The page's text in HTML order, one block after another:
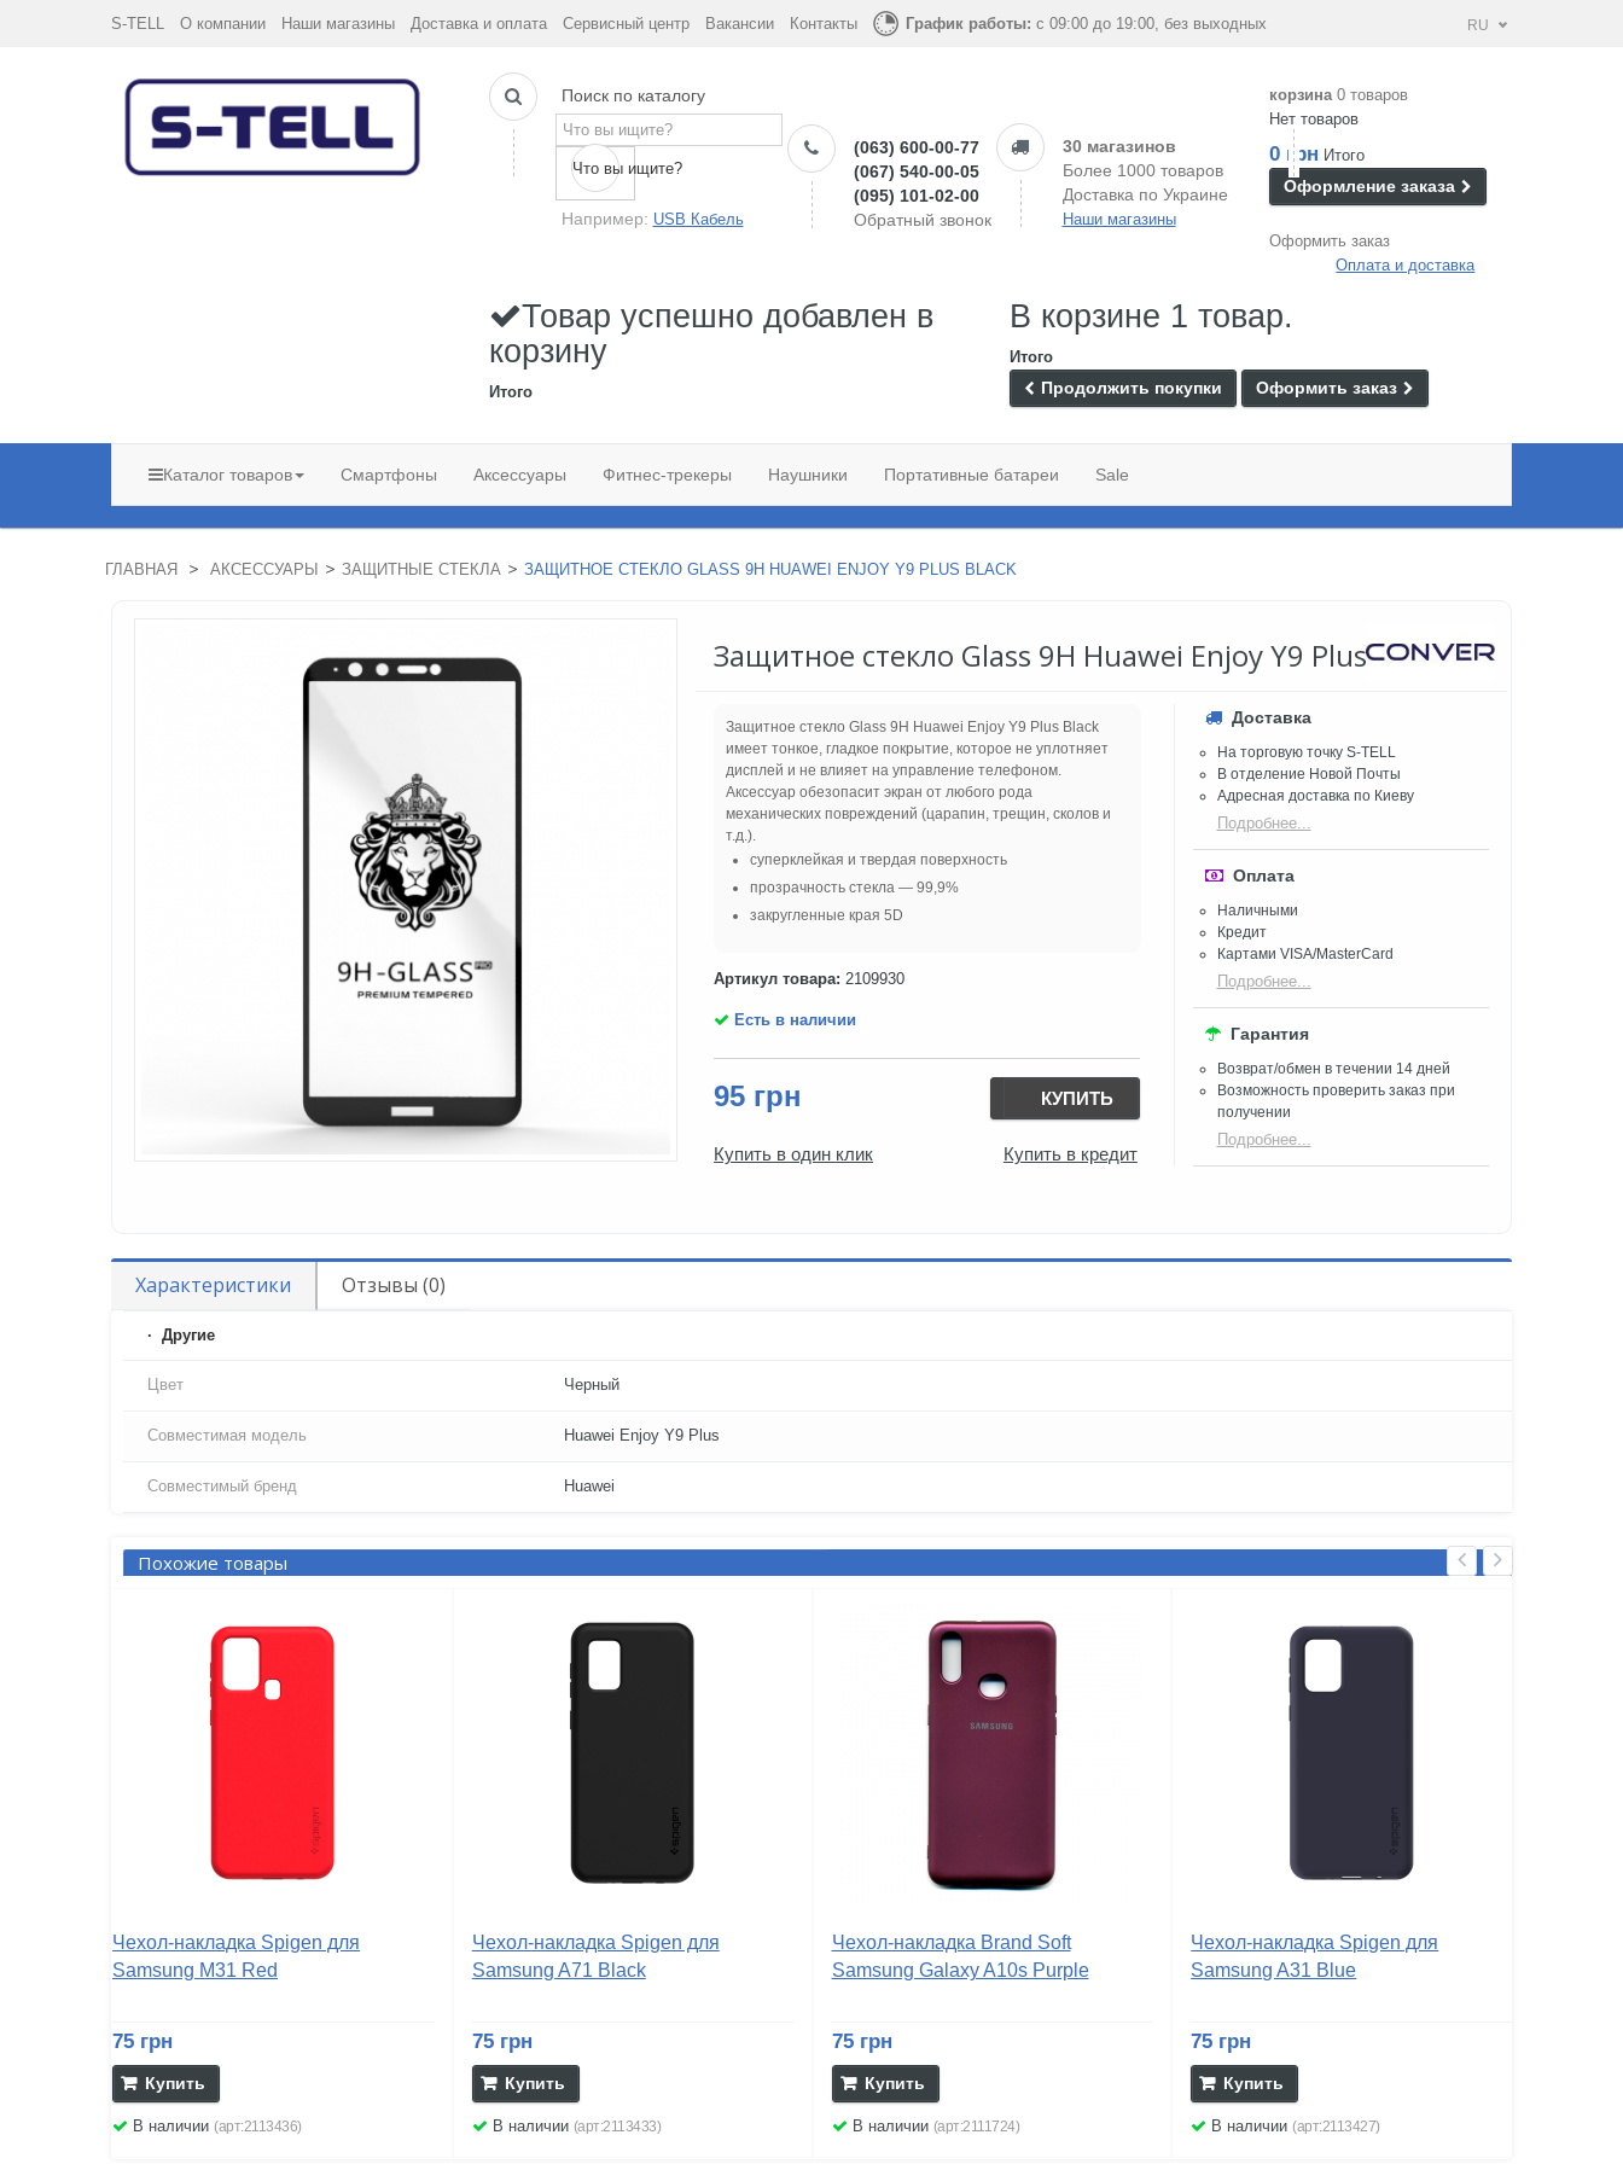
S-TELL О компании Наши магазины Доставка и оплата Сервисный центр Вакансии Контакты График работы: с 09:00 до 19:00, без выходных RU
Поиск по каталогу
Что вы ищите?
Например: USB Кабель
(063) 600-00-77
(067) 540-00-05
(095) 101-02-00
Обратный звонок
30 магазинов
Более 1000 товаров
Доставка по Украине
Наши магазины
корзина 0 товаров
Нет товаров
0 грн Итого
Оформление заказа
Оформить заказ
Оплата и доставка
Товар успешно добавлен в
корзину
Итого
В корзине 1 товар.
Итого
Продолжить покупки Оформить заказ
Каталог товаров Смартфоны Аксессуары Фитнес-трекеры Наушники Портативные батареи Sale
ГЛАВНАЯ > АКСЕССУАРЫ > ЗАЩИТНЫЕ СТЕКЛА > ЗАЩИТНОЕ СТЕКЛО GLASS 9H HUAWEI ENJOY Y9 PLUS BLACK
Защитное стекло Glass 9H Huawei Enjoy Y9 Plus Black
Защитное стекло Glass 9H Huawei Enjoy Y9 Plus Black
имеет тонкое, гладкое покрытие, которое не уплотняет
дисплей и не влияет на управление телефоном.
Аксессуар обезопасит экран от любого рода
механических повреждений (царапин, трещин, сколов и
т.д.).
суперклейкая и твердая поверхность
прозрачность стекла — 99,9%
закругленные края 5D
Артикул товара: 2109930
Есть в наличии
95 грн КУПИТЬ
Купить в один клик Купить в кредит
Доставка
На торговую точку S-TELL
В отделение Новой Почты
Адресная доставка по Киеву
Подробнее...
Оплата
Наличными
Кредит
Картами VISA/MasterCard
Подробнее...
Гарантия
Возврат/обмен в течении 14 дней
Возможность проверить заказ при
получении​
Подробнее...
Характеристики Отзывы (0)
Другие
Цвет Черный
Совместимая модель Huawei Enjoy Y9 Plus
Совместимый бренд Huawei
Похожие товары
Чехол-накладка Spigen для
Samsung M31 Red
75 грн
Купить
В наличии (арт:2113436)
Чехол-накладка Spigen для
Samsung A71 Black
75 грн
Купить
В наличии (арт:2113433)
Чехол-накладка Brand Soft
Samsung Galaxy A10s Purple
75 грн
Купить
В наличии (арт:2111724)
Чехол-накладка Spigen для
Samsung A31 Blue
75 грн
Купить
В наличии(арт:2113427)